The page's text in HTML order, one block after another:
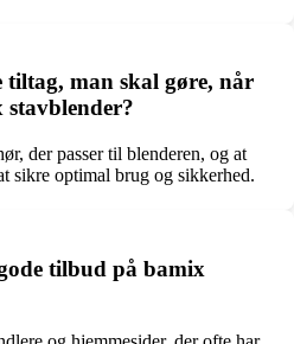
tiltag, man skal gøre, når
der passer til blenderen, og at
sikre optimal brug og sikkerhed.
tilbud på bamix